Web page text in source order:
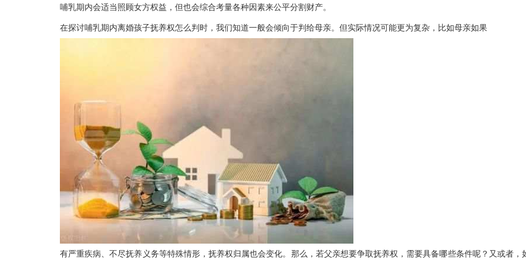
哺乳期内会适当照顾女方权益，但也会综合考量各种因素来公平分割财产。
在探讨哺乳期内离婚孩子抚养权怎么判时，我们知道一般会倾向于判给母亲。但实际情况可能更为复杂，比如母亲如果
有严重疾病、不尽抚养义务等特殊情形，抚养权归属也会变化。那么，若父亲想要争取抚养权，需要具备哪些条件呢？又或者，